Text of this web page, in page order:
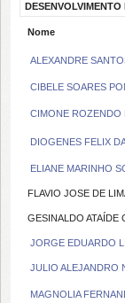
Nome
ALEXANDRE
CIBELE SOARES
CIMONE ROZENDO
DIOGENES FELIX
ELIANE MARINHO
FLAVIO JOSE DE
GESINALDO ATAÍDE
JORGE EDUARDO
JULIO ALEJANDRO
MAGNOLIA